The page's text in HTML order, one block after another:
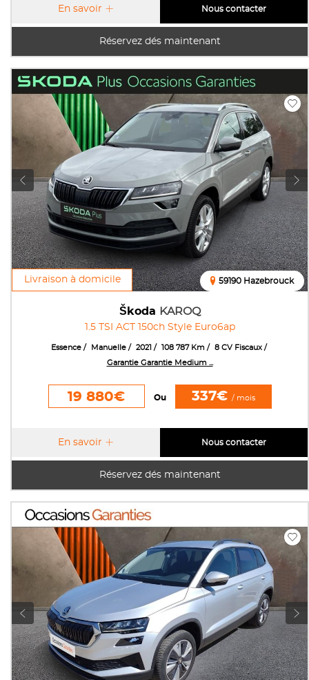
Réservez dés maintenant
En savoir Nous contacter
Livraison à domicile
Škoda KAROQ
1.5 TSI ACT 150ch Style Euro6ap
59190 Hazebrouck
Essence Manuelle 2021 108 787 Km
8 CV Fiscaux
Garantie Garantie Medium ...
19 880€ Ou 337€ / mois
Réservez dés maintenant
En savoir Nous contacter